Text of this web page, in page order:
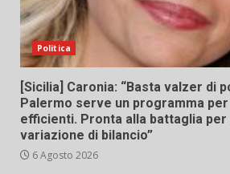
Politica
[Sicilia] Caronia: “Basta valzer di
Palermo serve un programma
efficienti. Pronta alla battaglia per
variazione di bilancio”
6 Agosto 2026